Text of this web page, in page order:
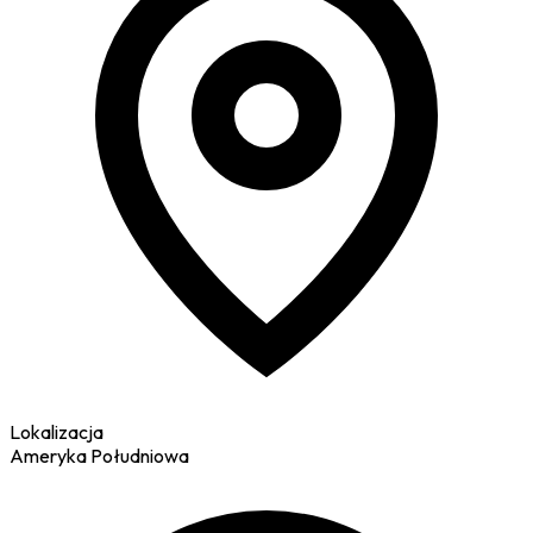
Lokalizacja
Ameryka Południowa